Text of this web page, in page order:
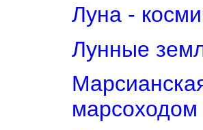
Луна -
Лунные
марсоходом